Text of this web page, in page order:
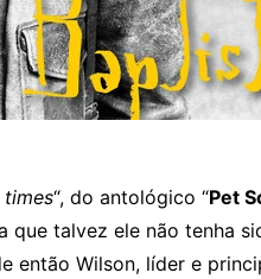
times“, do antológico “Pet
que talvez ele não tenha
então Wilson, líder e